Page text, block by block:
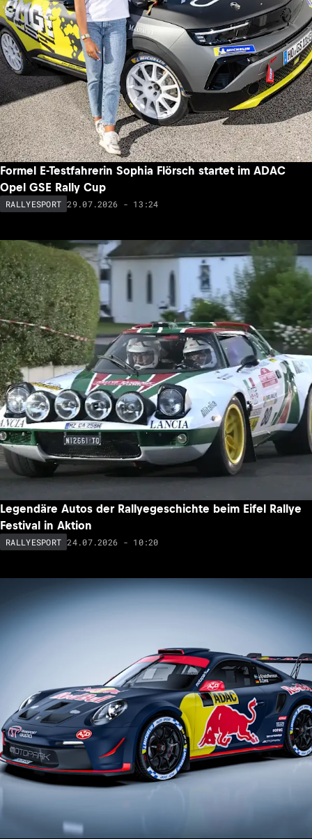
Formel E-Testfahrerin Sophia Flörsch startet im ADAC
Opel GSE Rally Cup
RALLYESPORT 29.07.2026 - 13:24
Legendäre Autos der Rallyegeschichte beim Eifel Rallye
Festival in Aktion
RALLYESPORT 24.07.2026 - 10:20